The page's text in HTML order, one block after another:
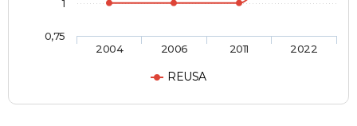
REUSA
2004 2006 2011 2022
0,75
1